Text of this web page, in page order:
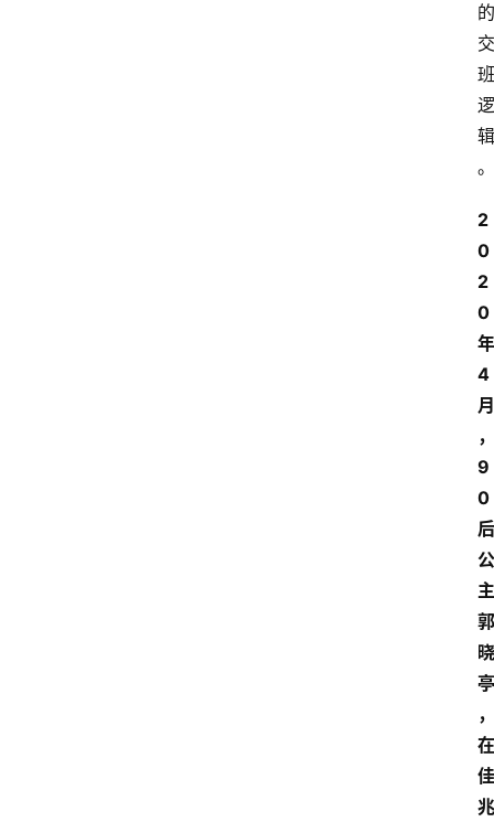
的
交
班
逻
辑
。
2
0
2
0
年
4
月
，
9
0
后
公
主
郭
晓
亭
，
在
佳
兆